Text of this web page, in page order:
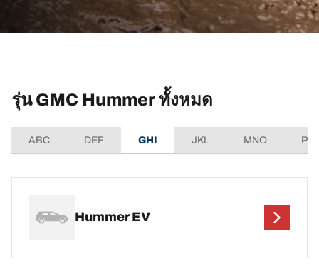
รุ่น GMC Hummer ทั้งหมด
ABC DEF GHI JKL MNO
Hummer EV